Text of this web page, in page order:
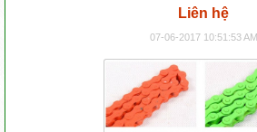
Liên hệ
07-06-2017 10:51:53 AM